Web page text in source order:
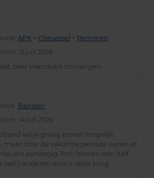
APK + Oliewissel + Remmen
: 15 juli 2026
zeer vriendelijk ontvangen
Banden
: 14 juli 2026
wil je graag zosnel mogelijk
maar door de vakantie periode waren er
aanwezig.Toch binnen een half
5 anderen auto's opde brug.